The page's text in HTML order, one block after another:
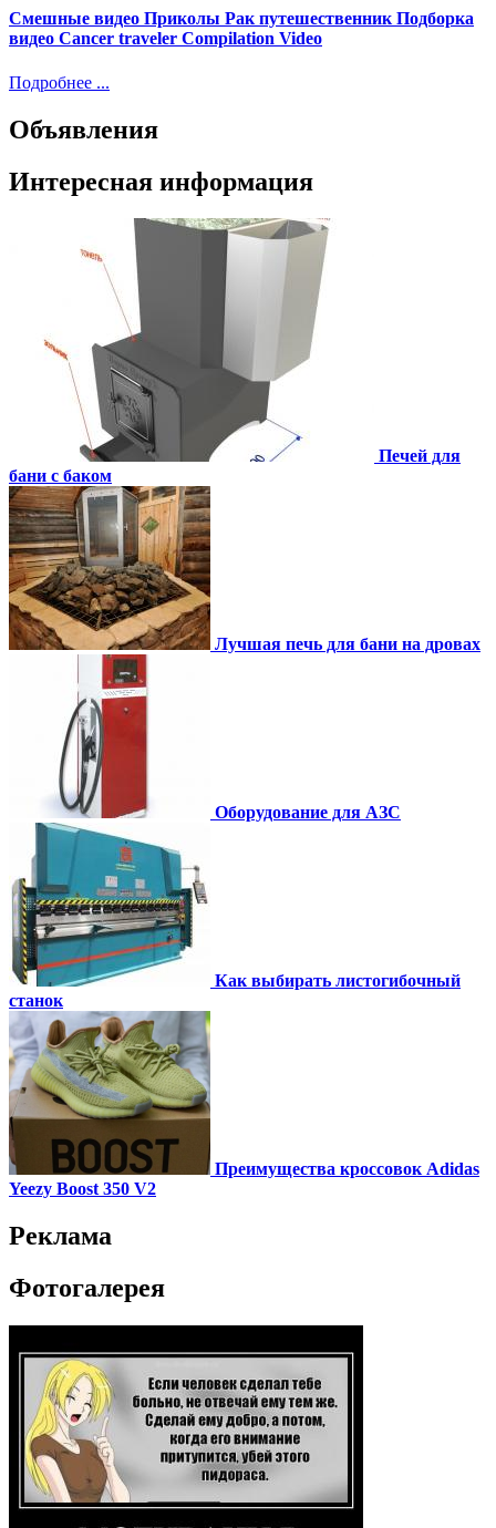
Смешные видео Приколы Рак путешественник Подборка
видео Cancer traveler Compilation Video
Подробнее ...
Объявления
Интересная информация
Печей для
бани с баком
Лучшая печь для бани на дровах
Оборудование для АЗС
Как выбирать листогибочный
станок
Преимущества кроссовок Adidas
Yeezy Boost 350 V2
Реклама
Фотогалерея